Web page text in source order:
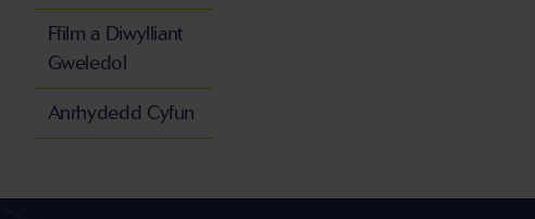
Ffilm a Diwylliant
Gweledol
Anrhydedd Cyfun